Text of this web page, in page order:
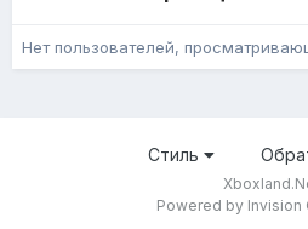
Нет пользователей,
Стиль
Powered by Invision